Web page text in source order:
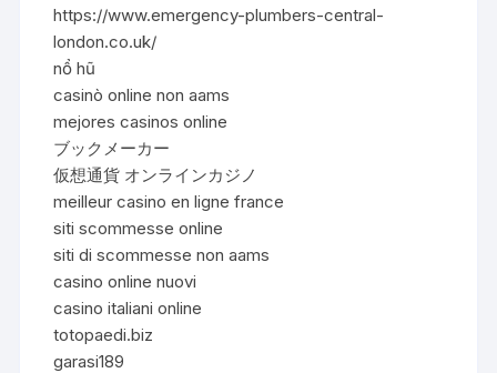
https://www.emergency-plumbers-central-
london.co.uk/
nổ hũ
casinò online non aams
mejores casinos online
ブックメーカー
仮想通貨 オンラインカジノ
meilleur casino en ligne france
siti scommesse online
siti di scommesse non aams
casino online nuovi
casino italiani online
totopaedi.biz
garasi189